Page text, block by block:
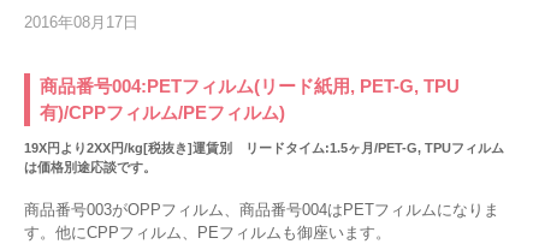
2016年08月17日
商品番号004:PETフィルム(リード紙用, PET-G, TPU
有)/CPPフィルム/PEフィルム)
19X円より2XX円/kg[税抜き]運賃別 リードタイム:1.5ヶ月/PET-G, TPUフィルム
は価格別途応談です。
商品番号003がOPPフィルム、商品番号004はPETフィルムになりま
す。他にCPPフィルム、PEフィルムも御座います。